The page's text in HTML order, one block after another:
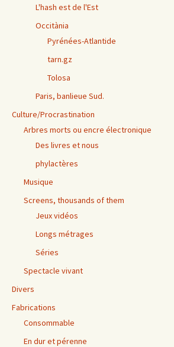
L'hash est de l'Est
Occitània
Pyrénées-Atlantide
tarn.gz
Tolosa
Paris, banlieue Sud.
Culture/Procrastination
Arbres morts ou encre électronique
Des livres et nous
phylactères
Musique
Screens, thousands of them
Jeux vidéos
Longs métrages
Séries
Spectacle vivant
Divers
Fabrications
Consommable
En dur et pérenne